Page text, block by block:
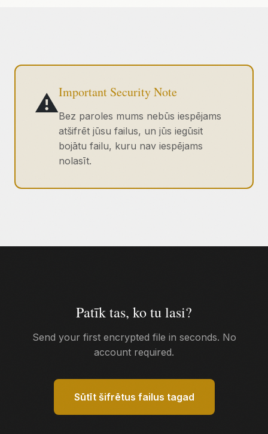
⚠️Important Security Note
Bez paroles mums nebūs iespējams
atšifrēt jūsu failus, un jūs iegūsit
bojātu failu, kuru nav iespējams
nolasīt.
Patīk tas, ko tu lasi?
Send your first encrypted file in seconds. No
account required.
Sūtīt šifrētus failus tagad